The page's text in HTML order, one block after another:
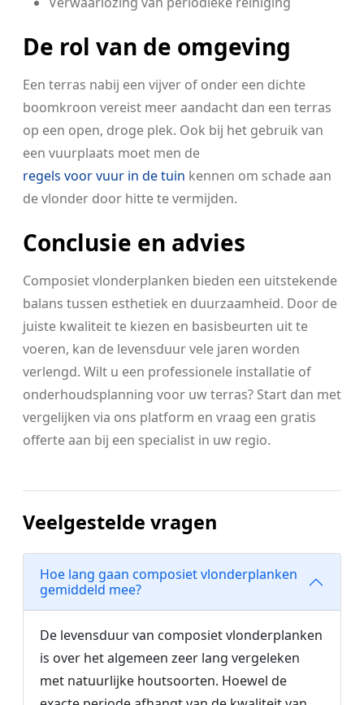
De rol van de omgeving
Een terras nabij een vijver of onder een dichte
boomkroon vereist meer aandacht dan een terras
op een open, droge plek. Ook bij het gebruik van
een vuurplaats moet men de
regels voor vuur in de tuin kennen om schade aan
de vlonder door hitte te vermijden.
Conclusie en advies
Composiet vlonderplanken bieden een uitstekende
balans tussen esthetiek en duurzaamheid. Door de
juiste kwaliteit te kiezen en basisbeurten uit te
voeren, kan de levensduur vele jaren worden
verlengd. Wilt u een professionele installatie of
onderhoudsplanning voor uw terras? Start dan met
vergelijken via ons platform en vraag een gratis
offerte aan bij een specialist in uw regio.
Veelgestelde vragen
Hoe lang gaan composiet vlonderplanken
gemiddeld mee?
De levensduur van composiet vlonderplanken
is over het algemeen zeer lang vergeleken
met natuurlijke houtsoorten. Hoewel de